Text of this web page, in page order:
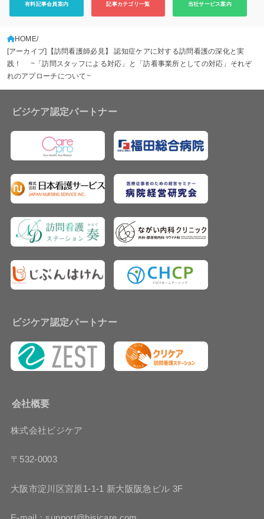
有料記事会員案内 記事カテゴリ一覧 当社サービス案内
HOME
[アーカイブ]【訪問看護師必見】 認知症ケアに対する訪問看護の深化と実
践！ ~「訪問スタッフによる対応」と「訪看事業所としての対応」それぞ
れのアプローチについて~
ビジケア認定パートナー
ビジケア認定パートナー
会社概要
株式会社ビジケア
〒532-0003
大阪市淀川区宮原1-1-1 新大阪阪急ビル 3F